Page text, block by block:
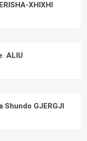
XHIXHI
ALIU
GJERGJI